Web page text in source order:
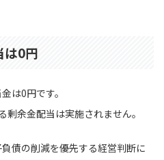
は0円
は0円です。
余金配当は実施されません。
債の削減を優先する経営判断に